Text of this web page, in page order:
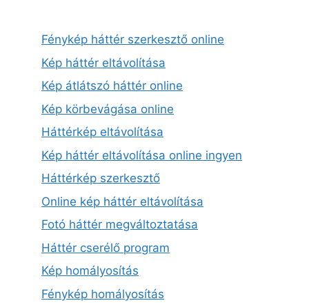
Fénykép háttér szerkesztő online
Kép háttér eltávolítása
Kép átlátszó háttér online
Kép körbevágása online
Háttérkép eltávolítása
Kép háttér eltávolítása online ingyen
Háttérkép szerkesztő
Online kép háttér eltávolítása
Fotó háttér megváltoztatása
Háttér cserélő program
Kép homályosítás
Fénykép homályosítás